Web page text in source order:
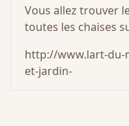
Vous allez trouver
toutes les chaises
http://www.lart-du-
et-jardin-